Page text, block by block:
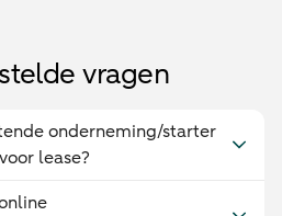
vragen
onderneming/starter
lease?